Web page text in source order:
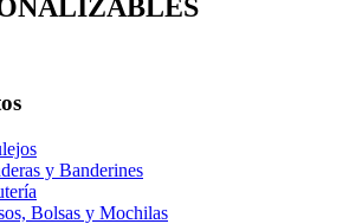
y Banderines
Bolsas y Mochilas